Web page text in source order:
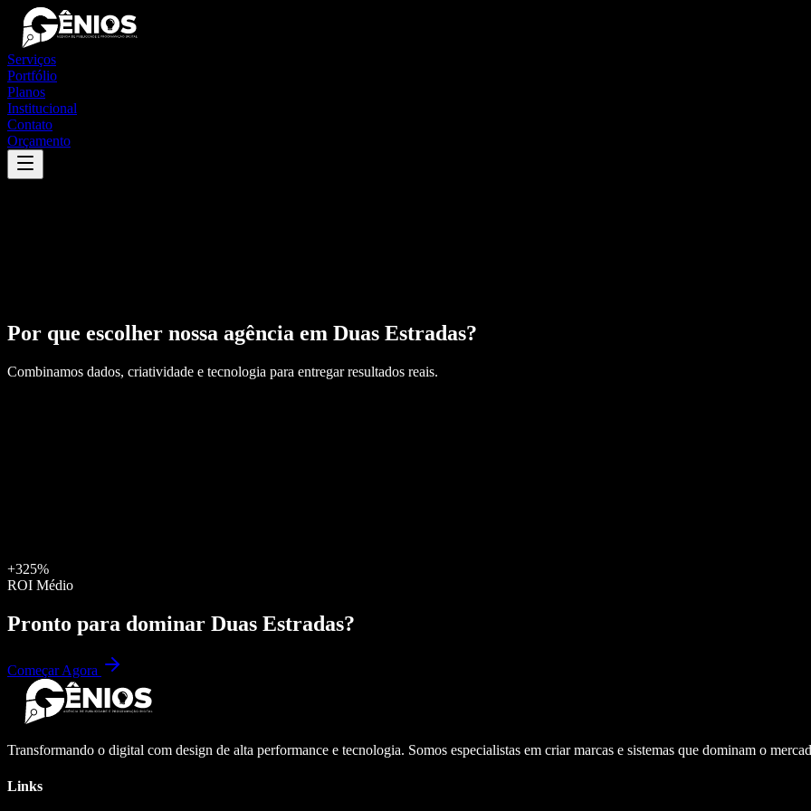
Serviços
Portfólio
Planos
Institucional
Contato
Orçamento
Por que escolher nossa agência em Duas Estradas?
Combinamos dados, criatividade e tecnologia para entregar resultados reais.
+325%
ROI Médio
Pronto para dominar Duas Estradas?
Começar Agora
Transformando o digital com design de alta performance e tecnologia. Somos especialistas em criar marcas e sistemas que dominam o
Links